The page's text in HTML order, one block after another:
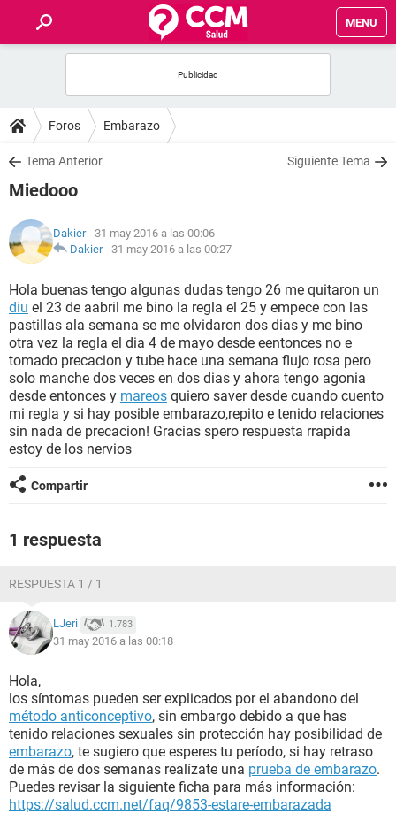
MENU
FOROS
SALUD
NUTRICIÓN
BIENESTAR
SEXUALIDAD
GLOSARIO
Foros Embarazo
Tema Anterior Siguiente Tema
Miedooo
Dakier- 31 may 2016 a las 00:06
Dakier- 31 may 2016 a las 00:27
Hola buenas tengo algunas dudas tengo 26 me quitaron un
diu el 23 de aabril me bino la regla el 25 y empece con las
pastillas ala semana se me olvidaron dos dias y me bino
otra vez la regla el dia 4 de mayo desde eentonces no e
tomado precacion y tube hace una semana flujo rosa pero
solo manche dos veces en dos dias y ahora tengo agonia
desde entonces y mareos quiero saver desde cuando cuento
mi regla y si hay posible embarazo,repito e tenido relaciones
sin nada de precacion! Gracias spero respuesta rrapida
estoy de los nervios
Compartir
1 respuesta
RESPUESTA 1 / 1
LJeri 1.783
31 may 2016 a las 00:18
Hola,
los síntomas pueden ser explicados por el abandono del
método anticonceptivo, sin embargo debido a que has
tenido relaciones sexuales sin protección hay posibilidad de
embarazo, te sugiero que esperes tu período, si hay retraso
de más de dos semanas realízate una prueba de embarazo.
Puedes revisar la siguiente ficha para más información:
https://salud.ccm.net/faq/9853-estare-embarazada